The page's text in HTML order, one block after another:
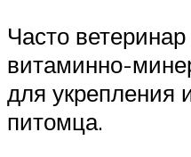
Часто
витаминно-
для укрепления
питомца.